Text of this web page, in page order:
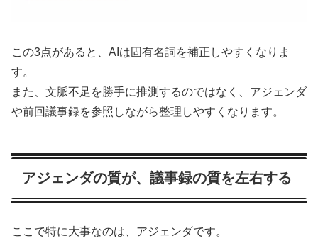
この3点があると、AIは固有名詞を補正しやすくなりま
す。
また、文脈不足を勝手に推測するのではなく、アジェンダ
や前回議事録を参照しながら整理しやすくなります。
アジェンダの質が、議事録の質を左右する
ここで特に大事なのは、アジェンダです。